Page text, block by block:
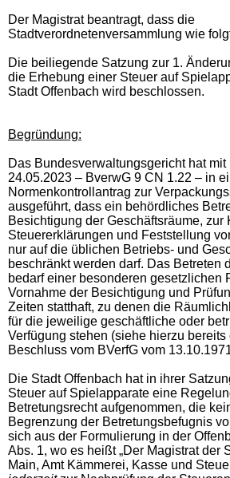
Der Magistrat beantragt, dass die
Stadtverordnetenversammlung wie
Die beiliegende Satzung zur 1.
die Erhebung einer Steuer auf
Stadt Offenbach wird beschlossen.
Begründung:
Das Bundesverwaltungsgericht hat mit
24.05.2023 – BverwG 9 CN 1.22 – in
Normenkontrollantrag zur
ausgeführt, dass ein behördliches
Besichtigung der Geschäftsräume, zur
Steuererklärungen und Feststellung
nur auf die üblichen Betriebs- und
beschränkt werden darf. Das Betreten
bedarf einer besonderen gesetzlichen
Vornahme der Besichtigung und
Zeiten statthaft, zu denen die
für die jeweilige geschäftliche oder
Verfügung stehen (siehe hierzu
Beschluss vom BVerfG vom
Die Stadt Offenbach hat in ihrer
Steuer auf Spielapparate eine
Betretungsrecht aufgenommen, die
Begrenzung der Betretungsbefugnis
sich aus der Formulierung in der
Abs. 1, wo es heißt „Der Magistrat der
Main, Amt Kämmerei, Kasse und